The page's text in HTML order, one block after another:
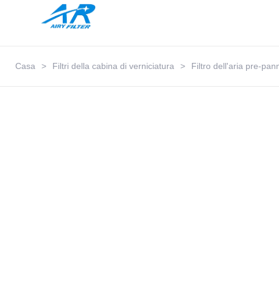
Casa > Filtri della cabina di verniciatura > Filtro dell'aria pre-